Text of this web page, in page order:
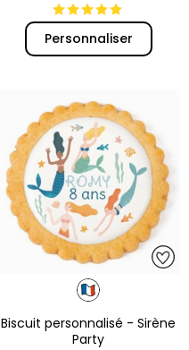
Personnaliser
Biscuit personnalisé - Sirène
Party